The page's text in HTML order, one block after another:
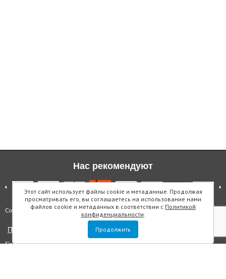
Этот сайт использует файлы cookie и метаданные. Продолжая
просматривать его, вы соглашаетесь на использование нами
файлов cookie и метаданных в соответствии с Политикой
конфиденциальности.
Продолжить
Нас рекомендуют
Copyright © "Инмарин" Карта сайта
Политика конфиденциальности
Главный редактор Маслова Е.О.